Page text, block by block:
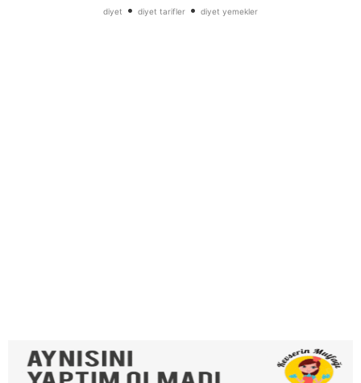
diyet • diyet tarifler • diyet yemekler